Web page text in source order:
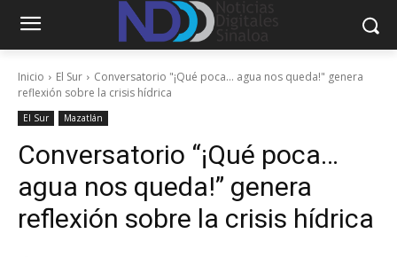
Inicio El Sur
Conversatorio "¡Qué poca… agua nos queda!" genera
reflexión sobre la crisis hídrica
El Sur Mazatlán
Conversatorio “¡Qué poca…
agua nos queda!” genera
reflexión sobre la crisis hídrica